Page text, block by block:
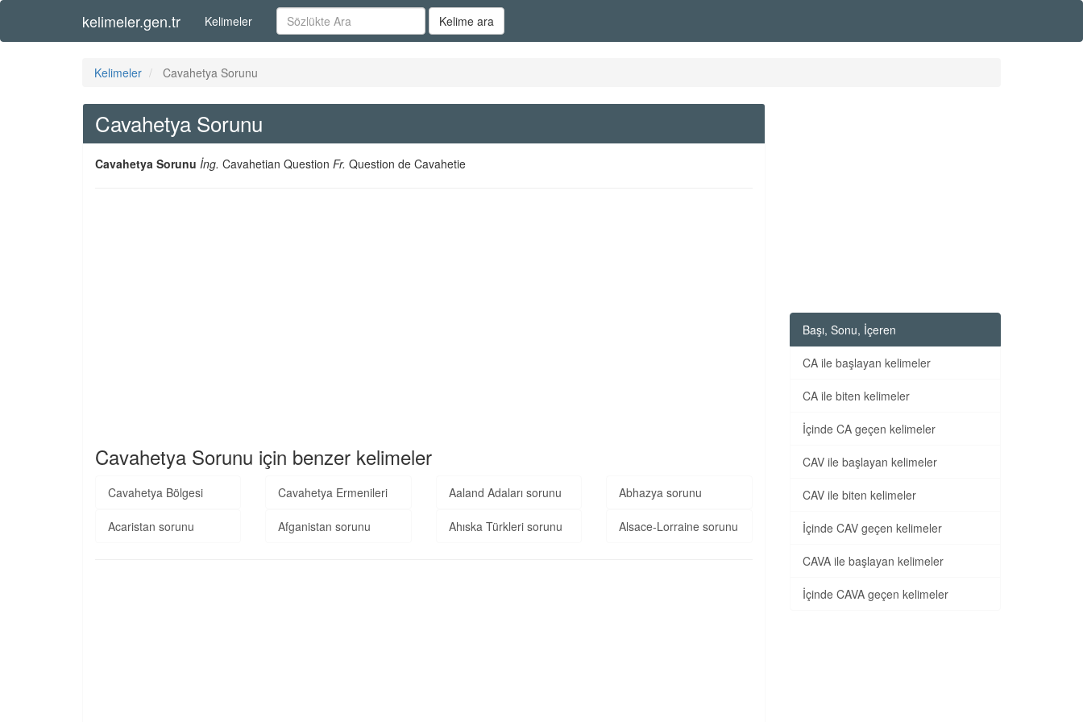
kelimeler.gen.tr Kelimeler Kelime ara
Kelimeler Cavahetya Sorunu
Cavahetya Sorunu
Cavahetya Sorunu İng. Cavahetian Question Fr. Question de Cavahetie
Cavahetya Sorunu için benzer kelimeler
Cavahetya Bölgesi Cavahetya Ermenileri Aaland Adaları sorunu Abhazya sorunu
Acaristan sorunu Afganistan sorunu Ahıska Türkleri sorunu Alsace-Lorraine sorunu
Başı, Sonu, İçeren
CA ile başlayan kelimeler
CA ile biten kelimeler
İçinde CA geçen kelimeler
CAV ile başlayan kelimeler
CAV ile biten kelimeler
İçinde CAV geçen kelimeler
CAVA ile başlayan kelimeler
İçinde CAVA geçen kelimeler